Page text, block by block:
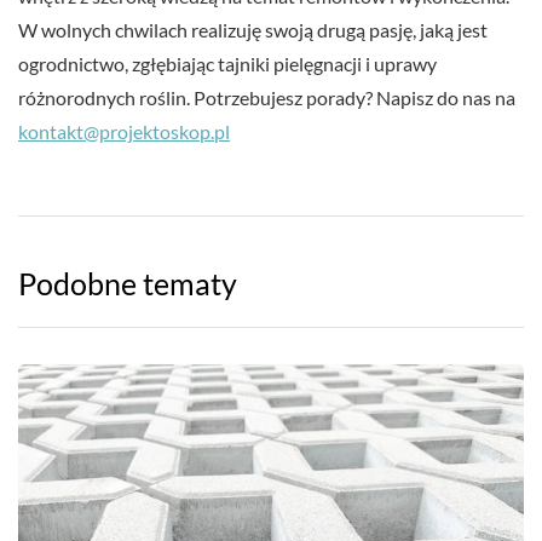
W wolnych chwilach realizuję swoją drugą pasję, jaką jest
ogrodnictwo, zgłębiając tajniki pielęgnacji i uprawy
różnorodnych roślin. Potrzebujesz porady? Napisz do nas na
kontakt@projektoskop.pl
Podobne tematy